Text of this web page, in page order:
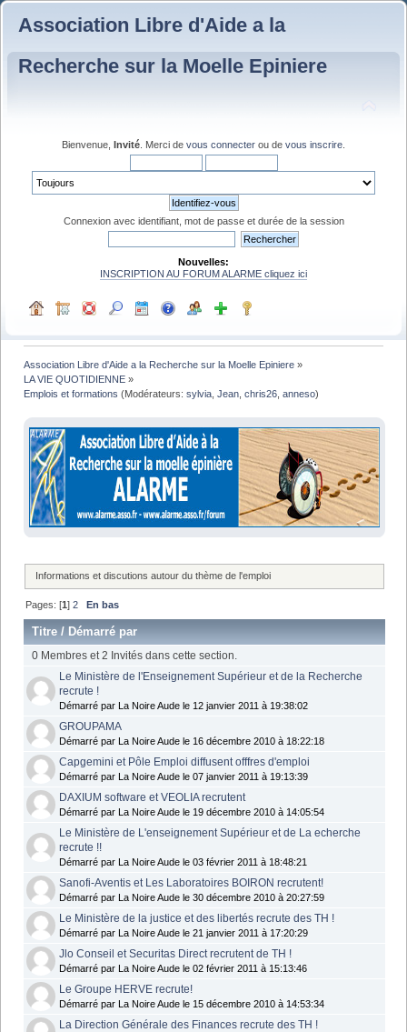
Association Libre d'Aide a la
Recherche sur la Moelle Epiniere
Bienvenue, Invité . Merci de vous connecter ou de vous inscrire
Connexion avec identifiant, mot de passe et durée de la session
Nouvelles:
INSCRIPTION AU FORUM ALARME cliquez ici
Association Libre d'Aide a la Recherche sur la Moelle Epiniere »
LA VIE QUOTIDIENNE »
Emplois et formations (Modérateurs:sylvia ,Jean ,chris26 ,anneso)
Informations et discutions autour du thème de l'emploi
Pages: [1]2 En bas
Titre /Démarré par
0 Membres et 2 Invités dans cette section.
Le Ministère de l'Enseignement Supérieur et de la Recherche
recrute !
Démarré par La Noire Aude le 12 janvier 2011 à 19:38:02
GROUPAMA
Démarré par La Noire Aude le 16 décembre 2010 à 18:22:18
Capgemini et Pôle Emploi diffusent offfres d'emploi
Démarré par La Noire Aude le 07 janvier 2011 à 19:13:39
DAXIUM software et VEOLIA recrutent
Démarré par La Noire Aude le 19 décembre 2010 à 14:05:54
Le Ministère de L'enseignement Supérieur et de La echerche
recrute !!
Démarré par La Noire Aude le 03 février 2011 à 18:48:21
Sanofi-Aventis et Les Laboratoires BOIRON recrutent!
Démarré par La Noire Aude le 30 décembre 2010 à 20:27:59
Le Ministère de la justice et des libertés recrute des TH !
Démarré par La Noire Aude le 21 janvier 2011 à 17:20:29
Jlo Conseil et Securitas Direct recrutent de TH !
Démarré par La Noire Aude le 02 février 2011 à 15:13:46
Le Groupe HERVE recrute!
Démarré par La Noire Aude le 15 décembre 2010 à 14:53:34
La Direction Générale des Finances recrute des TH !